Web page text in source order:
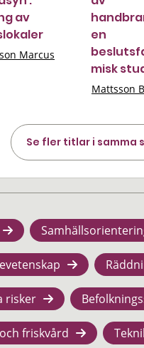
av
Marcus
en
misk
Mattsson
Se fler titlar i samma
risker
friskvård